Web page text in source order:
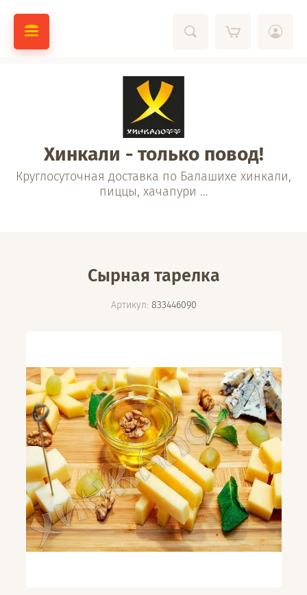
Хинкали - только повод!
Круглосуточная доставка по Балашихе хинкали,
пиццы, хачапури ...
Сырная тарелка
Артикул: 833446090